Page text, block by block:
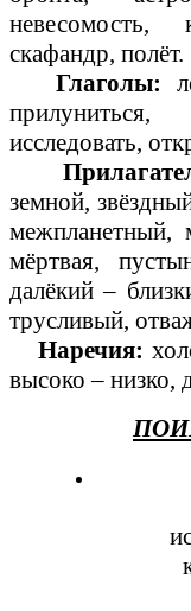
невесомость,
скафандр, полёт.
Глаголы:
исследовать,
земной,
межпланетный,
мёртвая,
далёкий –
трусливый,
Наречия:
высоко – низко,